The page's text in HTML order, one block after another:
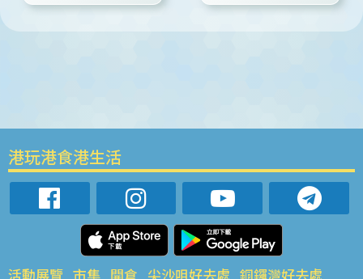
係？
港玩港食港生活
活動展覽 市集 開倉 尖沙咀好去處 銅鑼灣好去處